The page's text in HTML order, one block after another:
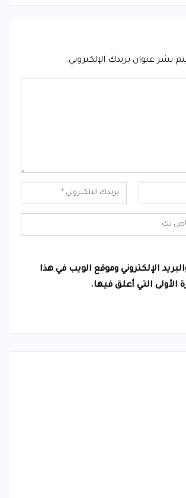
نشر عنوان بريدك الإلكتروني.
الإلكتروني وموقع الويب في هذا
الأولى التي أعلق فيها.